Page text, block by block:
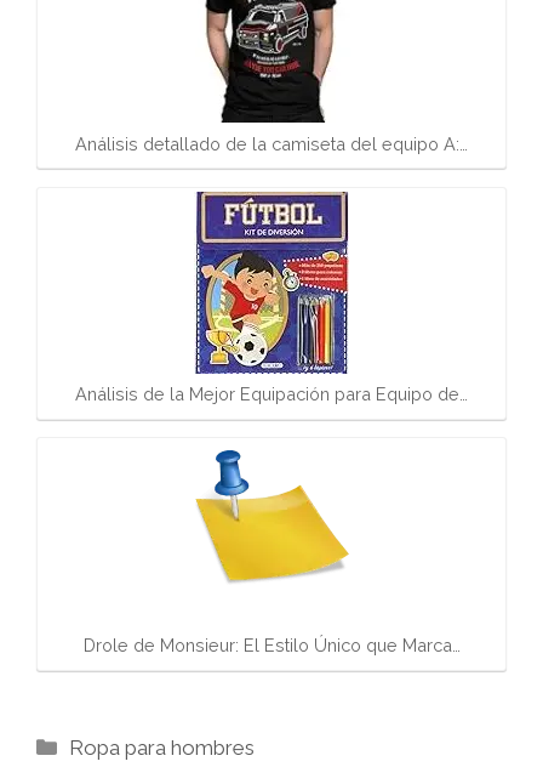
Análisis detallado de la camiseta del equipo A:…
Análisis de la Mejor Equipación para Equipo de…
Drole de Monsieur: El Estilo Único que Marca…
Categorías
Ropa para hombres